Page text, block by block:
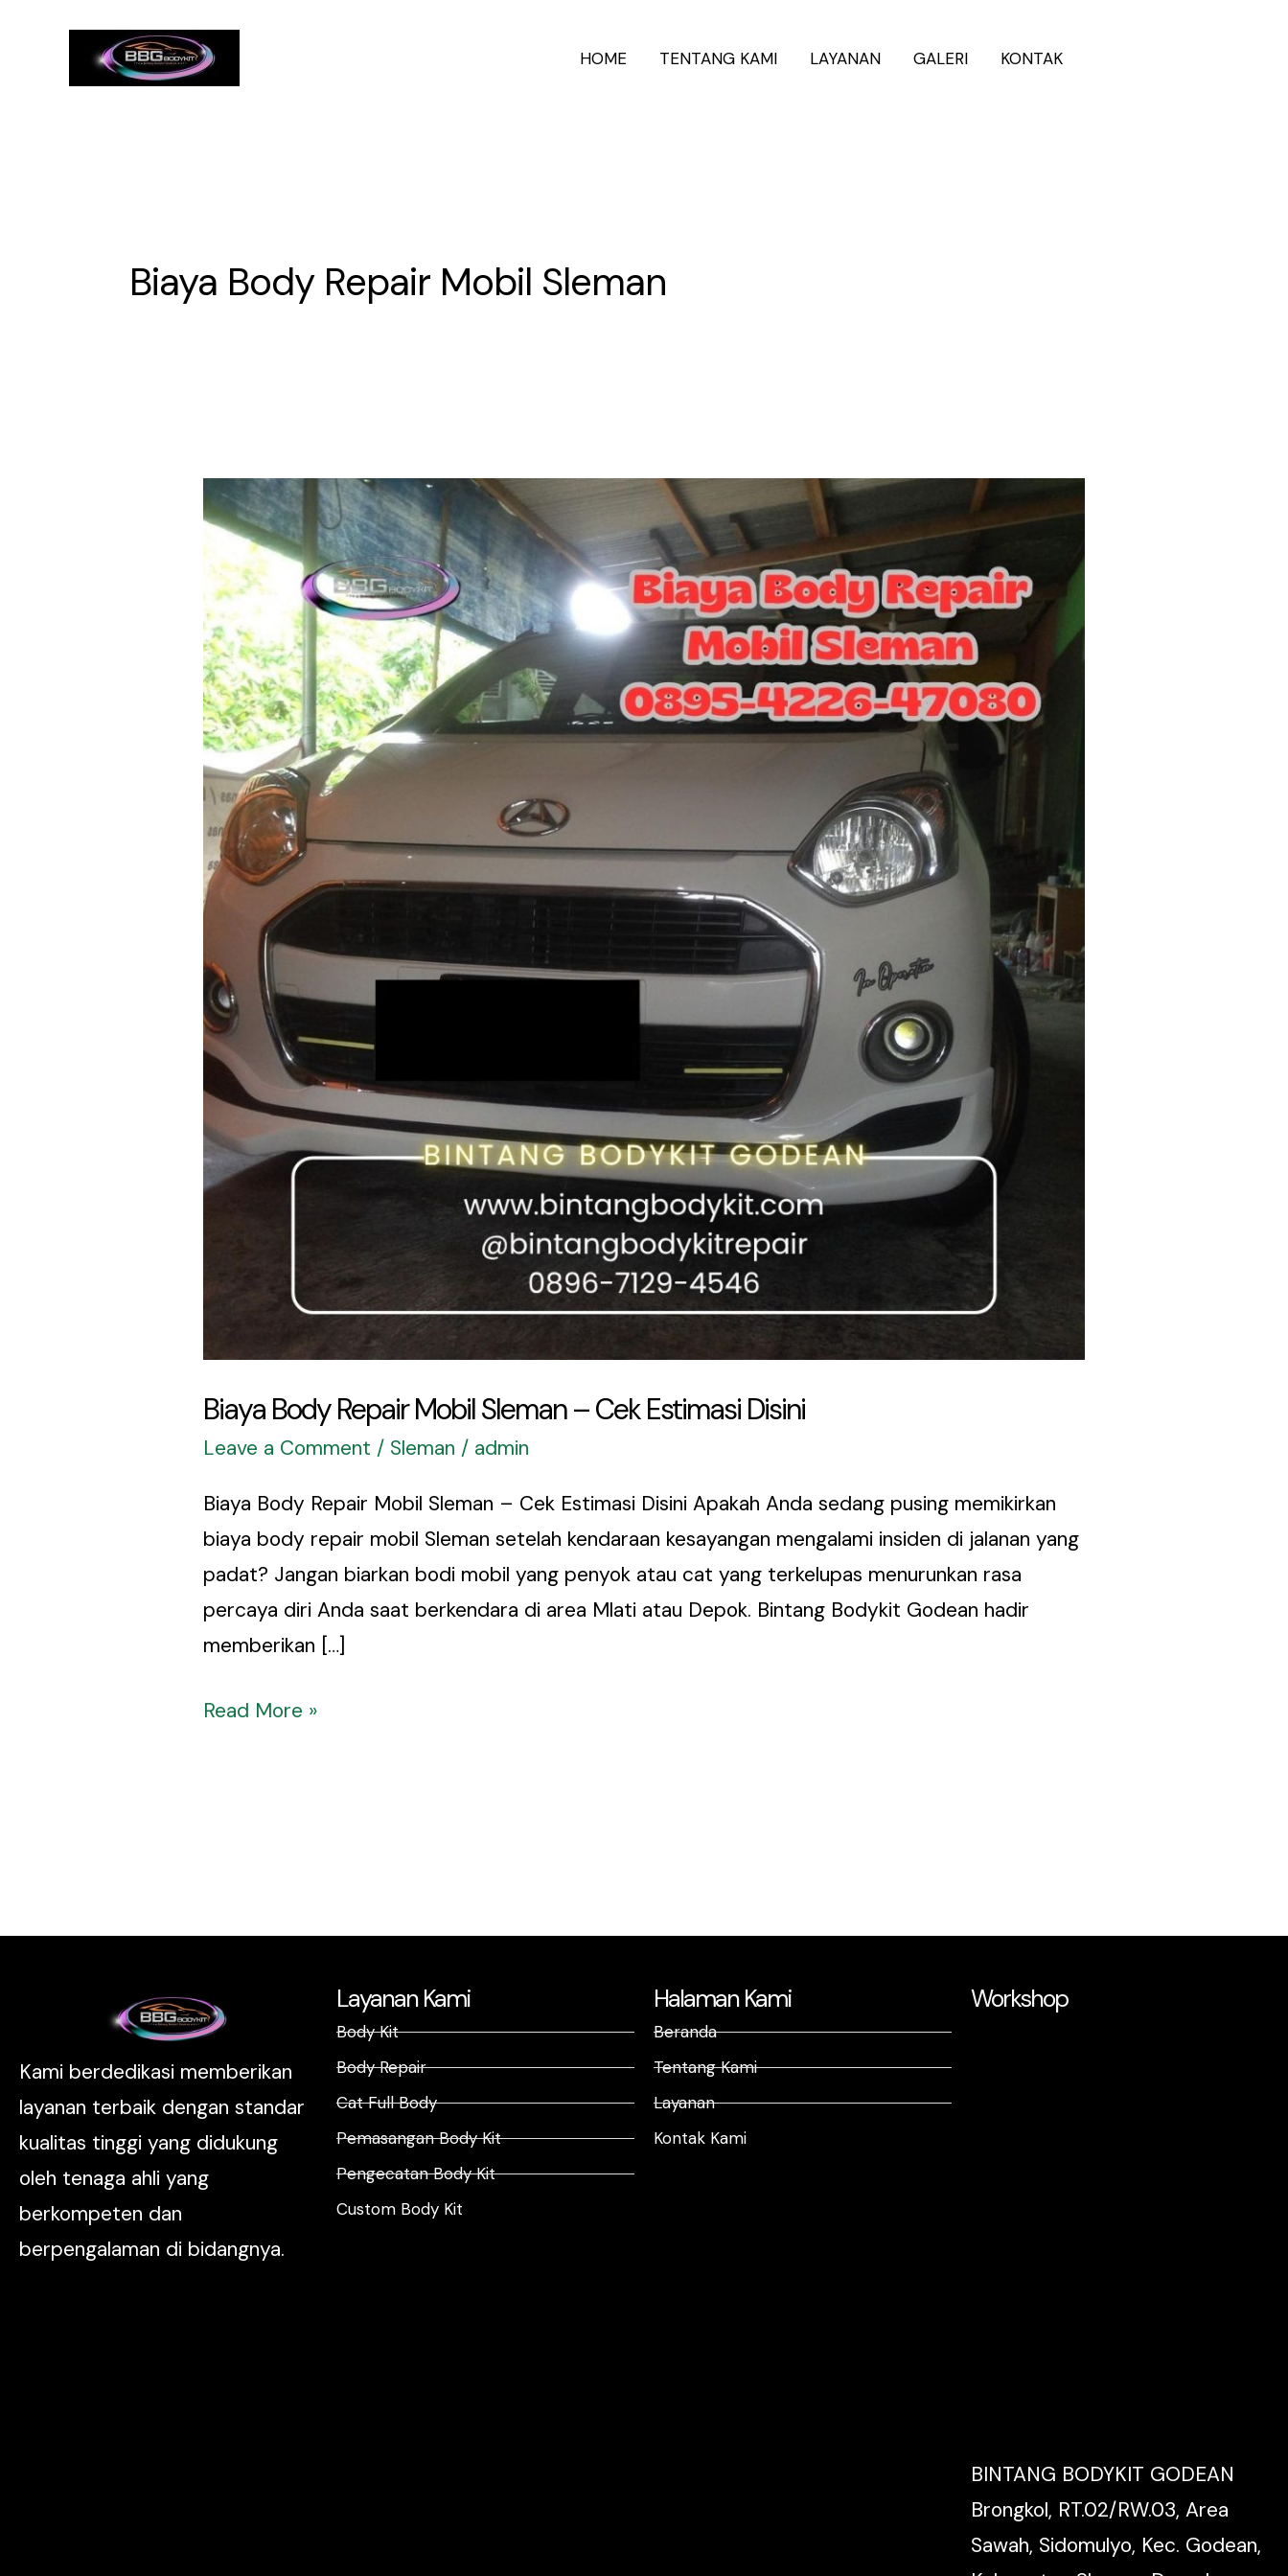
HOME TENTANG KAMI LAYANAN GALERI KONTAK
Biaya Body Repair Mobil Sleman
Biaya Body Repair Mobil Sleman – Cek Estimasi Disini
Leave a Comment / Sleman / admin
Biaya Body Repair Mobil Sleman – Cek Estimasi Disini Apakah Anda sedang pusing memikirkan
biaya body repair mobil Sleman setelah kendaraan kesayangan mengalami insiden di jalanan yang
padat? Jangan biarkan bodi mobil yang penyok atau cat yang terkelupas menurunkan rasa
percaya diri Anda saat berkendara di area Mlati atau Depok. Bintang Bodykit Godean hadir
memberikan […]
Biaya
Body
Repair
Mobil
Sleman
–
Cek
Estimasi
Disini
Read More »
Kami berdedikasi memberikan
layanan terbaik dengan standar
kualitas tinggi yang didukung
oleh tenaga ahli yang
berkompeten dan
berpengalaman di bidangnya.
Layanan Kami
Body Kit
Body Repair
Cat Full Body
Pemasangan Body Kit
Pengecatan Body Kit
Custom Body Kit
Halaman Kami
Beranda
Tentang Kami
Layanan
Kontak Kami
Workshop
BINTANG BODYKIT GODEAN
Brongkol, RT.02/RW.03, Area
Sawah, Sidomulyo, Kec. Godean,